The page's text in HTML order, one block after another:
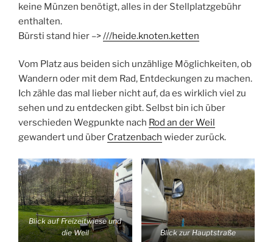
keine Münzen benötigt, alles in der Stellplatzgebühr
enthalten.
Bürsti stand hier –>///heide.knoten.ketten
Vom Platz aus beiden sich unzählige Möglichkeiten, ob
Wandern oder mit dem Rad, Entdeckungen zu machen.
Ich zähle das mal lieber nicht auf, da es wirklich viel zu
sehen und zu entdecken gibt. Selbst bin ich über
verschieden Wegpunkte nach Rod an der Weil
gewandert und über Cratzenbach wieder zurück.
Blick auf Freizeitwiese und
die Weil
Blick zur Hauptstraße